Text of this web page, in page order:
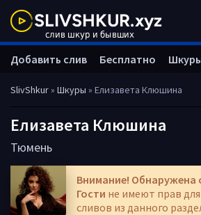
SlivShkur» Шкуры » Елизавета Клюшина
Елизавета Клюшина
Тюмень
Внимание! Обнаружена
Гости не имеют прав
сливов из данного
Добавить слив Бесплатно